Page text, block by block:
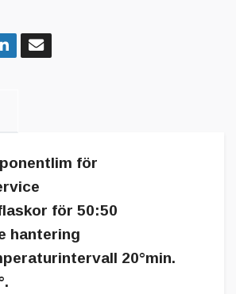
för
för 50:50
hantering
20°min.